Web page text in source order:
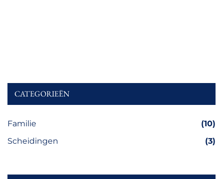
CATEGORIEËN
Familie
(10)
Scheidingen
(3)